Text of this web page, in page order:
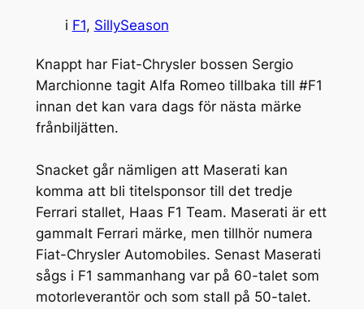
i F1, SillySeason
Knappt har Fiat-Chrysler bossen Sergio
Marchionne tagit Alfa Romeo tillbaka till #F1
innan det kan vara dags för nästa märke
frånbiljätten.
Snacket går nämligen att Maserati kan
komma att bli titelsponsor till det tredje
Ferrari stallet, Haas F1 Team. Maserati är ett
gammalt Ferrari märke, men tillhör numera
Fiat-Chrysler Automobiles. Senast Maserati
sågs i F1 sammanhang var på 60-talet som
motorleverantör och som stall på 50-talet.